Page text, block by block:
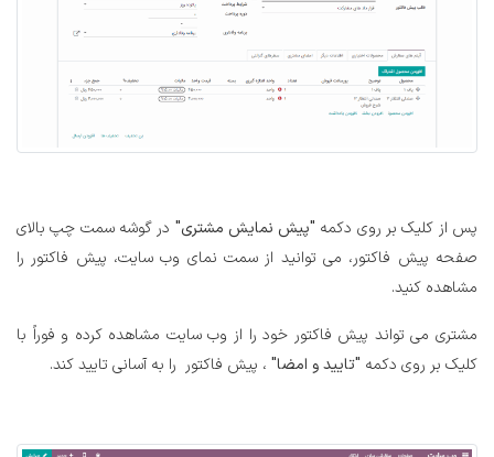
پس از کلیک بر روی دکمه "پیش نمایش مشتری" در گوشه سمت چپ بالای
صفحه پیش فاکتور، می توانید از سمت نمای وب سایت، پیش فاکتور را
مشاهده کنید.
مشتری می تواند پیش فاکتور خود را از وب سایت مشاهده کرده و فوراً با
کلیک بر روی دکمه "تایید و امضا" ، پیش فاکتور را به آسانی تایید کند.